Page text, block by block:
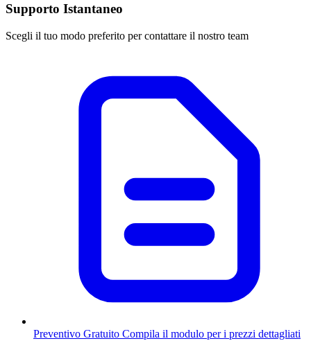
Supporto Istantaneo
Scegli il tuo modo preferito per contattare il nostro team
Preventivo Gratuito Compila il modulo per i prezzi dettagliati